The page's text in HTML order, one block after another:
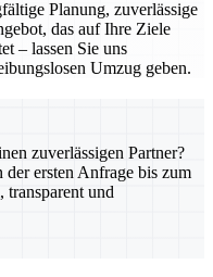
Planung, zuverlässige
das auf Ihre Ziele
– lassen Sie uns
Umzug geben.
zuverlässigen Partner?
der ersten Anfrage bis zum
transparent und